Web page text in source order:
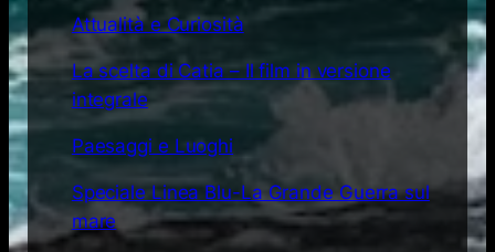
Attualità e Curiosità
La scelta di Catia – Il film in versione
integrale
Paesaggi e Luoghi
Speciale Linea Blu-La Grande Guerra sul
mare